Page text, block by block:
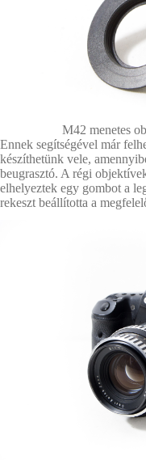
M42 menetes
Ennek segítségével már
készíthetünk vele,
beugrasztó. A régi
elhelyeztek egy gombot a
rekeszt beállította a